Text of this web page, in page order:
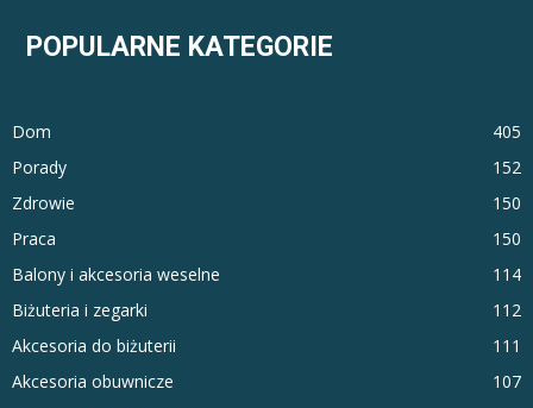
POPULARNE KATEGORIE
Dom
405
Porady
152
Zdrowie
150
Praca
150
Balony i akcesoria weselne
114
Biżuteria i zegarki
112
Akcesoria do biżuterii
111
Akcesoria obuwnicze
107